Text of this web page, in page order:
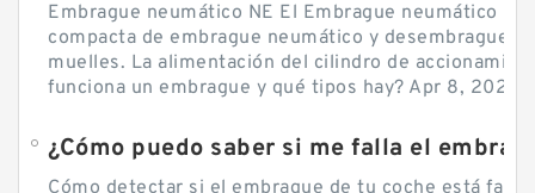
Embrague neumático NE El Embrague neumático
compacta de embrague neumático y desembrague
muelles. La alimentación del cilindro de
funciona un embrague y qué tipos hay? Apr 8, 2020